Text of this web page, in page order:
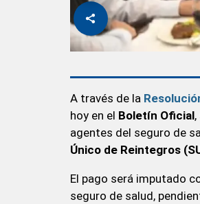
A través de la
hoy en el Boletín Oficial
agentes del seguro de
Único de Reintegros
El pago será imputado
seguro de salud,